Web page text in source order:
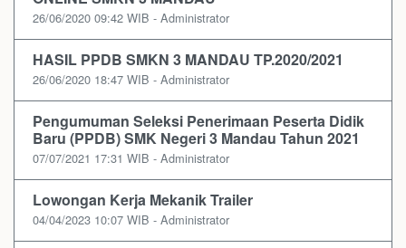
26/06/2020 09:42 WIB - Administrator
HASIL PPDB SMKN 3 MANDAU TP.2020/2021
26/06/2020 18:47 WIB - Administrator
Pengumuman Seleksi Penerimaan Peserta Didik
Baru (PPDB) SMK Negeri 3 Mandau Tahun 2021
07/07/2021 17:31 WIB - Administrator
Lowongan Kerja Mekanik Trailer
04/04/2023 10:07 WIB - Administrator